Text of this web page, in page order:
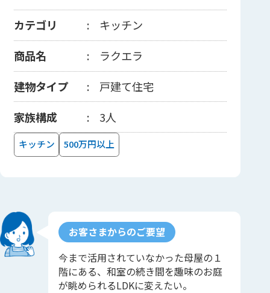
カテゴリ
キッチン
商品名
ラクエラ
建物タイプ
戸建て住宅
家族構成
3人
キッチン 500万円以上
お客さまからのご要望
今まで活用されていなかった母屋の１
階にある、和室の続き間を趣味のお庭
が眺められるLDKに変えたい。